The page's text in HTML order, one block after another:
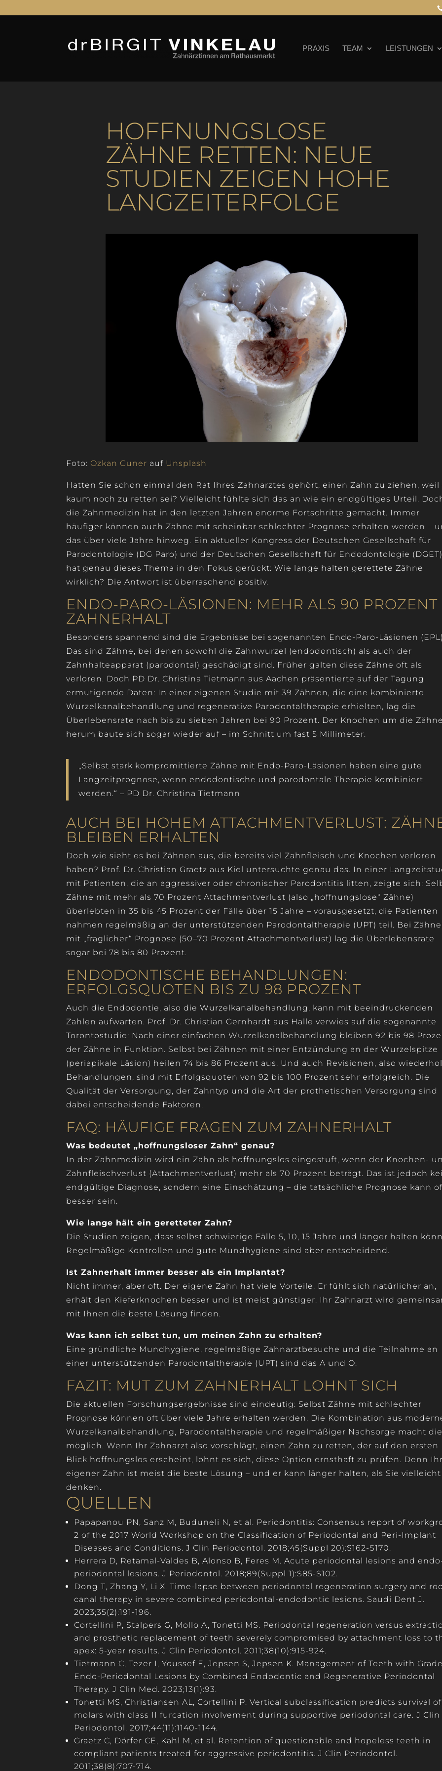
PRAXIS TEAM LEISTUNGEN
HOFFNUNGSLOSE
ZÄHNE RETTEN: NEUE
STUDIEN ZEIGEN HOHE
LANGZEITERFOLGE
Foto: Ozkan Guner auf Unsplash
Hatten Sie schon einmal den Rat Ihres Zahnarztes gehört, einen Zahn zu ziehen, weil
kaum noch zu retten sei? Vielleicht fühlte sich das an wie ein endgültiges Urteil.
die Zahnmedizin hat in den letzten Jahren enorme Fortschritte gemacht. Immer
häufiger können auch Zähne mit scheinbar schlechter Prognose erhalten werden –
das über viele Jahre hinweg. Ein aktueller Kongress der Deutschen Gesellschaft für
Parodontologie (DG Paro) und der Deutschen Gesellschaft für Endodontologie (DGET)
hat genau dieses Thema in den Fokus gerückt: Wie lange halten gerettete Zähne
wirklich? Die Antwort ist überraschend positiv.
ENDO-PARO-LÄSIONEN: MEHR ALS 90 PROZENT
ZAHNERHALT
Besonders spannend sind die Ergebnisse bei sogenannten Endo-Paro-Läsionen
Das sind Zähne, bei denen sowohl die Zahnwurzel (endodontisch) als auch der
Zahnhalteapparat (parodontal) geschädigt sind. Früher galten diese Zähne oft als
verloren. Doch PD Dr. Christina Tietmann aus Aachen präsentierte auf der Tagung
ermutigende Daten: In einer eigenen Studie mit 39 Zähnen, die eine kombinierte
Wurzelkanalbehandlung und regenerative Parodontaltherapie erhielten, lag die
Überlebensrate nach bis zu sieben Jahren bei 90 Prozent. Der Knochen um die Zähne
herum baute sich sogar wieder auf – im Schnitt um fast 5 Millimeter.
„Selbst stark kompromittierte Zähne mit Endo-Paro-Läsionen haben eine gute
Langzeitprognose, wenn endodontische und parodontale Therapie kombiniert
werden.“ – PD Dr. Christina Tietmann
AUCH BEI HOHEM ATTACHMENTVERLUST:
BLEIBEN ERHALTEN
Doch wie sieht es bei Zähnen aus, die bereits viel Zahnfleisch und Knochen verloren
haben? Prof. Dr. Christian Graetz aus Kiel untersuchte genau das. In einer
mit Patienten, die an aggressiver oder chronischer Parodontitis litten, zeigte sich:
Zähne mit mehr als 70 Prozent Attachmentverlust (also „hoffnungslose“ Zähne)
überlebten in 35 bis 45 Prozent der Fälle über 15 Jahre – vorausgesetzt, die Patienten
nahmen regelmäßig an der unterstützenden Parodontaltherapie (UPT) teil. Bei
mit „fraglicher“ Prognose (50–70 Prozent Attachmentverlust) lag die Überlebensrate
sogar bei 78 bis 80 Prozent.
ENDODONTISCHE BEHANDLUNGEN:
ERFOLGSQUOTEN BIS ZU 98 PROZENT
Auch die Endodontie, also die Wurzelkanalbehandlung, kann mit beeindruckenden
Zahlen aufwarten. Prof. Dr. Christian Gernhardt aus Halle verwies auf die sogenannte
Torontostudie: Nach einer einfachen Wurzelkanalbehandlung bleiben 92 bis 98
der Zähne in Funktion. Selbst bei Zähnen mit einer Entzündung an der Wurzelspitze
(periapikale Läsion) heilen 74 bis 86 Prozent aus. Und auch Revisionen, also
Behandlungen, sind mit Erfolgsquoten von 92 bis 100 Prozent sehr erfolgreich. Die
Qualität der Versorgung, der Zahntyp und die Art der prothetischen Versorgung sind
dabei entscheidende Faktoren.
FAQ: HÄUFIGE FRAGEN ZUM ZAHNERHALT
Was bedeutet „hoffnungsloser Zahn“ genau?
In der Zahnmedizin wird ein Zahn als hoffnungslos eingestuft, wenn der Knochen-
Zahnfleischverlust (Attachmentverlust) mehr als 70 Prozent beträgt. Das ist jedoch
endgültige Diagnose, sondern eine Einschätzung – die tatsächliche Prognose kann
besser sein.
Wie lange hält ein geretteter Zahn?
Die Studien zeigen, dass selbst schwierige Fälle 5, 10, 15 Jahre und länger halten
Regelmäßige Kontrollen und gute Mundhygiene sind aber entscheidend.
Ist Zahnerhalt immer besser als ein Implantat?
Nicht immer, aber oft. Der eigene Zahn hat viele Vorteile: Er fühlt sich natürlicher an,
erhält den Kieferknochen besser und ist meist günstiger. Ihr Zahnarzt wird
mit Ihnen die beste Lösung finden.
Was kann ich selbst tun, um meinen Zahn zu erhalten?
Eine gründliche Mundhygiene, regelmäßige Zahnarztbesuche und die Teilnahme an
einer unterstützenden Parodontaltherapie (UPT) sind das A und O.
FAZIT: MUT ZUM ZAHNERHALT LOHNT SICH
Die aktuellen Forschungsergebnisse sind eindeutig: Selbst Zähne mit schlechter
Prognose können oft über viele Jahre erhalten werden. Die Kombination aus
Wurzelkanalbehandlung, Parodontaltherapie und regelmäßiger Nachsorge macht
möglich. Wenn Ihr Zahnarzt also vorschlägt, einen Zahn zu retten, der auf den ersten
Blick hoffnungslos erscheint, lohnt es sich, diese Option ernsthaft zu prüfen. Denn Ihr
eigener Zahn ist meist die beste Lösung – und er kann länger halten, als Sie vielleicht
denken.
QUELLEN
Papapanou PN, Sanz M, Buduneli N, et al. Periodontitis: Consensus report of
2 of the 2017 World Workshop on the Classification of Periodontal and Peri-Implant
Diseases and Conditions. J Clin Periodontol. 2018;45(Suppl 20):S162-S170.
Herrera D, Retamal-Valdes B, Alonso B, Feres M. Acute periodontal lesions and
periodontal lesions. J Periodontol. 2018;89(Suppl 1):S85-S102.
Dong T, Zhang Y, Li X. Time-lapse between periodontal regeneration surgery and
canal therapy in severe combined periodontal-endodontic lesions. Saudi Dent J.
2023;35(2):191-196.
Cortellini P, Stalpers G, Mollo A, Tonetti MS. Periodontal regeneration versus
and prosthetic replacement of teeth severely compromised by attachment loss to
apex: 5-year results. J Clin Periodontol. 2011;38(10):915-924.
Tietmann C, Tezer I, Youssef E, Jepsen S, Jepsen K. Management of Teeth with
Endo-Periodontal Lesions by Combined Endodontic and Regenerative Periodontal
Therapy. J Clin Med. 2023;13(1):93.
Tonetti MS, Christiansen AL, Cortellini P. Vertical subclassification predicts survival of
molars with class II furcation involvement during supportive periodontal care. J Clin
Periodontol. 2017;44(11):1140-1144.
Graetz C, Dörfer CE, Kahl M, et al. Retention of questionable and hopeless teeth in
compliant patients treated for aggressive periodontitis. J Clin Periodontol.
2011;38(8):707-714.